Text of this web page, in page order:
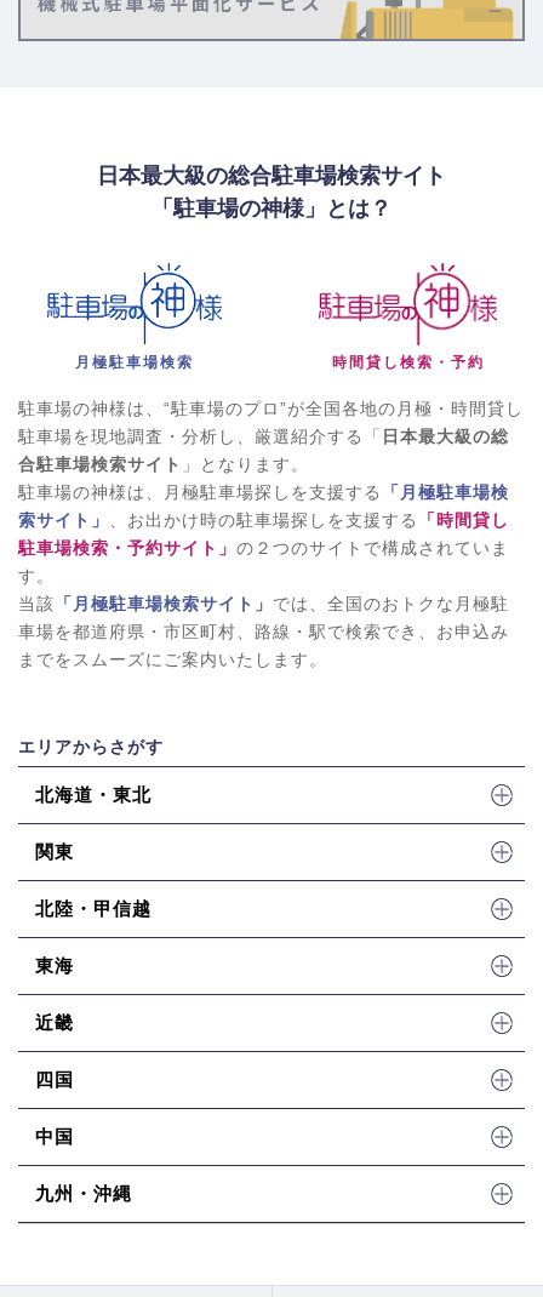
日本最大級の総合駐車場検索サイト
「駐車場の神様」とは？
月極駐車場検索 時間貸し検索・予約
駐車場の神様は、“駐車場のプロ”が全国各地の月極・時間貸し
駐車場を現地調査・分析し、厳選紹介する「 日本最大級の総
合駐車場検索サイト 」となります。
駐車場の神様は、月極駐車場探しを支援する
「月極駐車場検
索サイト」 、お出かけ時の駐車場探しを支援する
「時間貸し
駐車場検索・予約サイト」 の２つのサイトで構成されていま
す。
当該 「月極駐車場検索サイト」 では、全国のおトクな月極駐
車場を都道府県・市区町村、路線・駅で検索でき、お申込み
までをスムーズにご案内いたします。
エリアからさがす
北海道・東北
関東
北陸・甲信越
東海
近畿
四国
中国
九州・沖縄